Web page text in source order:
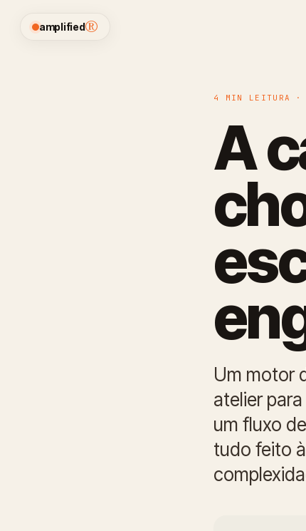
amplified®
4 MIN LEITURA ·
A
Um motor
atelier
um fluxo
tudo feito